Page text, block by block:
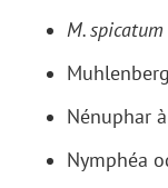
M. spicatum
Nénuphar
Nymphéa